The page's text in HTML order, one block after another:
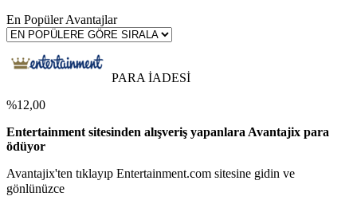
En Popüler Avantajlar
PARA İADESİ
%12,00
Entertainment sitesinden alışveriş yapanlara Avantajix para
ödüyor
Avantajix'ten tıklayıp Entertainment.com sitesine gidin ve
gönlünüzce